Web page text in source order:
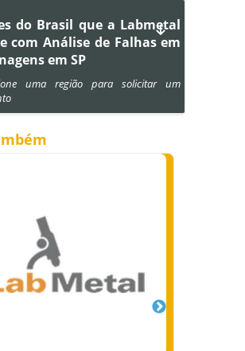
do Brasil que a Labmetal
com Análise de Falhas em
em SP
uma região para solicitar um